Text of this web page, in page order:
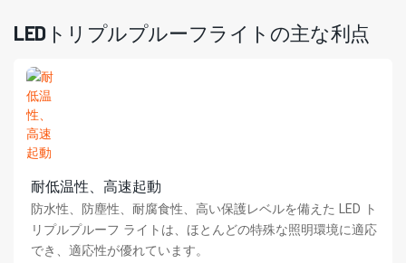
LEDトリプルプルーフライトの主な利点
耐低温性、高速起動
防水性、防塵性、耐腐食性、高い保護レベルを備えた LED ト
リプルプルーフ ライトは、ほとんどの特殊な照明環境に適応
でき、適応性が優れています。